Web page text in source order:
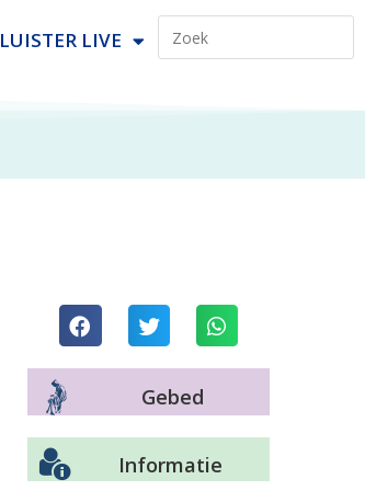
LUISTER LIVE
Gebed
Informatie